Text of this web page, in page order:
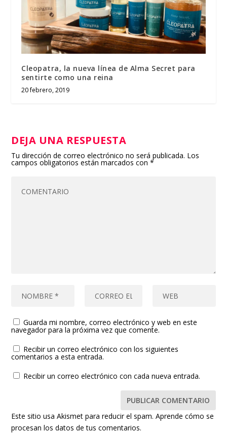
Cleopatra, la nueva línea de Alma Secret para
sentirte como una reina
20 febrero, 2019
DEJA UNA RESPUESTA
Tu dirección de correo electrónico no será publicada. Los
campos obligatorios están marcados con*
Guarda mi nombre, correo electrónico y web en este
navegador para la próxima vez que comente.
Recibir un correo electrónico con los siguientes
comentarios a esta entrada.
Recibir un correo electrónico con cada nueva entrada.
Este sitio usa Akismet para reducir el spam.Aprende cómo se
procesan los datos de tus comentarios.